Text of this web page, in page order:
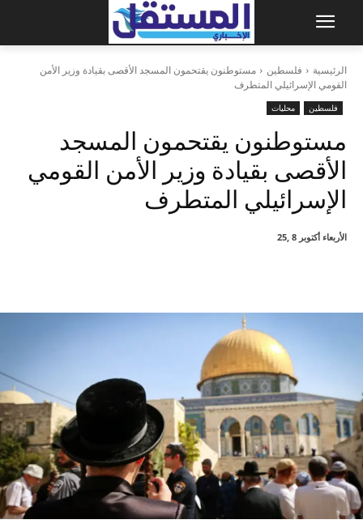
الرئيسية فلسطين
مستوطنون يقتحمون المسجد الأقصى بقيادة وزير الأمن
القومي الإسرائيلي المتطرف
فلسطين محليات
مستوطنون يقتحمون المسجد
الأقصى بقيادة وزير الأمن القومي
الإسرائيلي المتطرف
الأربعاء أكتوبر 8 ,25